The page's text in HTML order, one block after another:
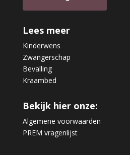
Lees meer
Kinderwens
Zwangerschap
Bevalling
Kraambed
Bekijk hier onze:
Algemene voorwaarden
PREM vragenlijst